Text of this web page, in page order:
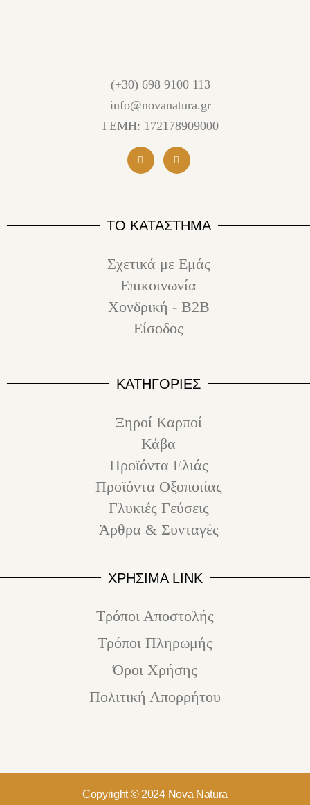
(+30) 698 9100 113
info@novanatura.gr
ΓΕΜΗ: 172178909000
ΤΟ ΚΑΤΑΣΤΗΜΑ
Σχετικά με Εμάς
Επικοινωνία
Χονδρική - B2B
Είσοδος
ΚΑΤΗΓΟΡΙΕΣ
Ξηροί Καρποί
Κάβα
Προϊόντα Ελιάς
Προϊόντα Οξοποιίας
Γλυκιές Γεύσεις
Άρθρα & Συνταγές
ΧΡΗΣΙΜΑ LINK
Τρόποι Αποστολής
Τρόποι Πληρωμής
Όροι Χρήσης
Πολιτική Απορρήτου
Copyright © 2024 Nova Natura